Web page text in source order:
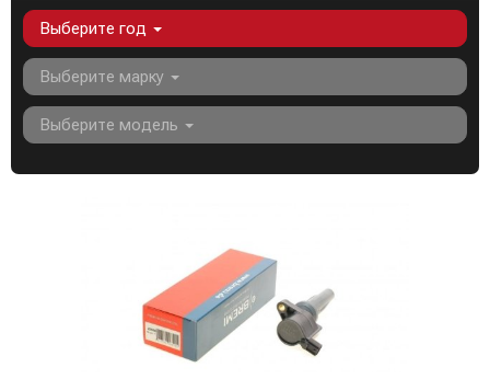
Выберите год
Выберите марку
Выберите модель